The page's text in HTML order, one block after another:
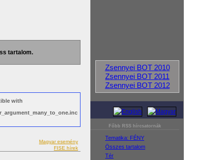
Zsennyei BOT 2010
Zsennyei BOT 2011
Zsennyei BOT 2012
Főbb RSS hírcsatornák
Tematika: FÉNY
Összes tartalom
Tér
tartalom.
with
Magyar esemény
FISE hírek